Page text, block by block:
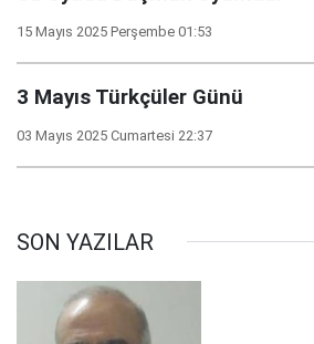
15 Mayıs 2025 Perşembe 01:53
3 Mayıs Türkçüler Günü
03 Mayıs 2025 Cumartesi 22:37
SON YAZILAR